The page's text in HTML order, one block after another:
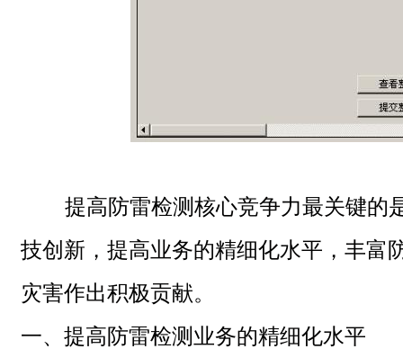
提高防雷检测核心竞争力最关键的是
技创新，提高业务的精细化水平，丰富
灾害作出积极贡献。
一、 提高防雷检测业务的精细化水平